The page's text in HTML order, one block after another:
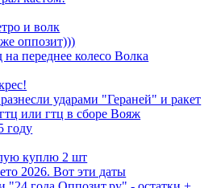
и волк
оппозит)))
переднее колесо Волка
ударами "Гераней" и ракет
или гтц в сборе Вояж
году
куплю 2 шт
2026. Вот эти даты